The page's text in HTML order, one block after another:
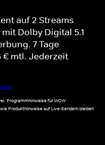
auf 2 Streams
Dolby Digital 5.1
7 Tage
€ mtl. Jederzeit
Programmhinweise für WOW
Produkthinweise auf Live-Sendern bleiben